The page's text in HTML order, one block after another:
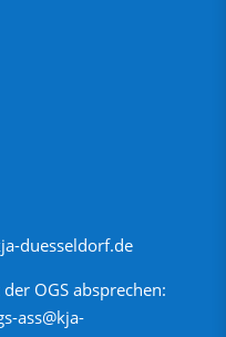
duesseldorf.de
OGS absprechen:
ass@kja-